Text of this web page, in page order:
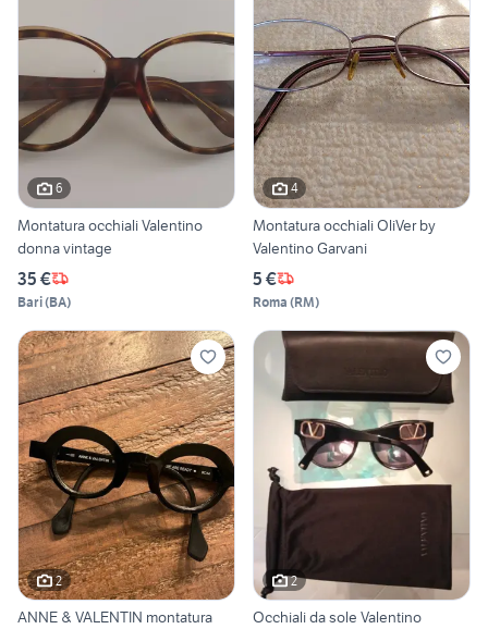
6
Montatura occhiali Valentino
donna vintage
35 €
Bari(BA)
4
Montatura occhiali OliVer by
Valentino Garvani
5 €
Roma (RM)
2
ANNE & VALENTIN montatura
2
Occhiali da sole Valentino